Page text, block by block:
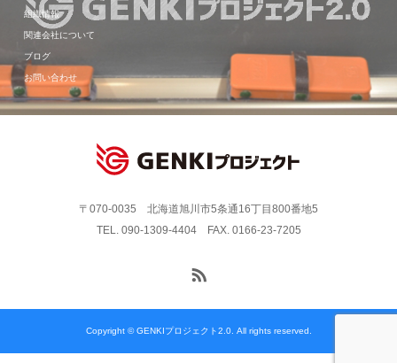
組織情報
関連会社について
ブログ
お問い合わせ
〒070-0035 北海道旭川市5条通16丁目800番地5
TEL. 090-1309-4404 FAX. 0166-23-7205
Copyright © GENKIプロジェクト2.0. All rights reserved.